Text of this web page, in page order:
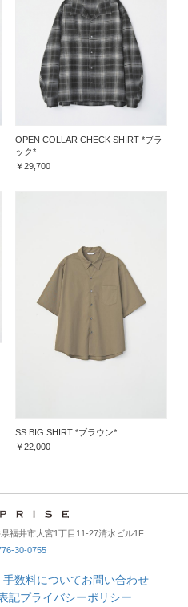
OPEN COLLAR CHECK SHIRT *ブラ
ック*
￥29,700
SS BIG SHIRT *ブラウン*
￥22,000
福井市大宮1丁目11-27清水ビル1F
30-0755
手数料についてお問い合わせ
記プライバシーポリシー